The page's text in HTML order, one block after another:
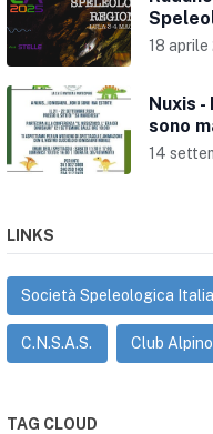
18 aprile
Nuxis -
sono
14
LINKS
Società Speleologica
C.N.S.A.S. Club
TAG CLOUD